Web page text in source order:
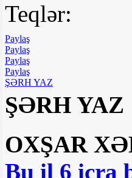
Teqlər:
Paylaş
Paylaş
Paylaş
Paylaş
ŞƏRH YAZ
ŞƏRH YAZ
OXŞAR
Bu il 6 icra